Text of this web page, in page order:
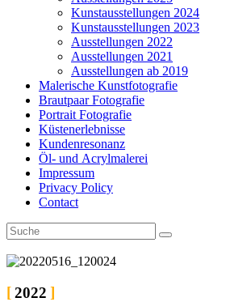
Kunstausstellungen 2024
Kunstausstellungen 2023
Ausstellungen 2022
Ausstellungen 2021
Ausstellungen ab 2019
Malerische Kunstfotografie
Brautpaar Fotografie
Portrait Fotografie
Küstenerlebnisse
Kundenresonanz
Öl- und Acrylmalerei
Impressum
Privacy Policy
Contact
2022